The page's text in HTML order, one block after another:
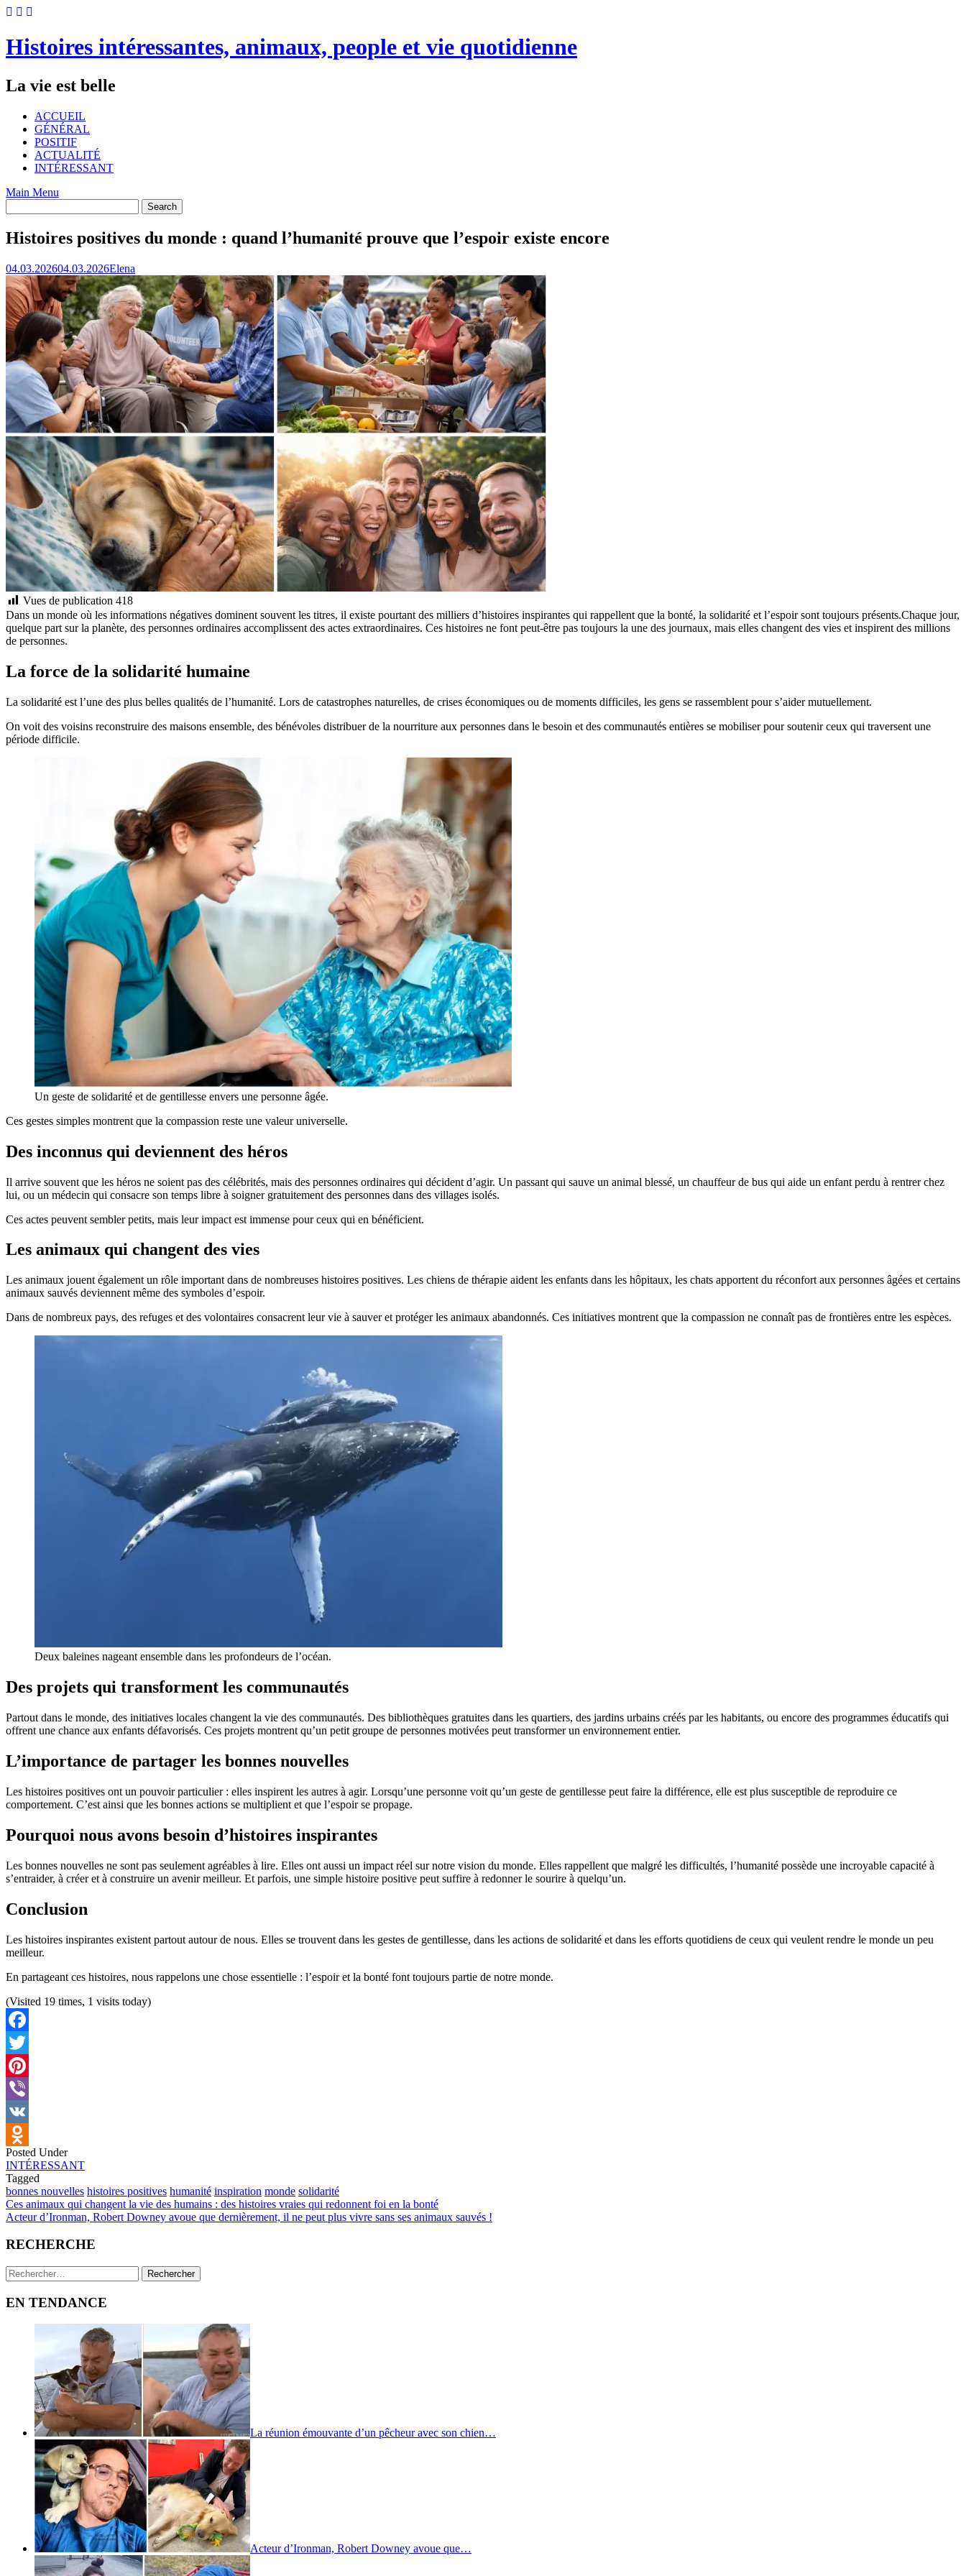
Skip
content
Histoires intéressantes, animaux, people et vie quotidienne
La vie est belle
ACCUEIL
GÉNÉRAL
POSITIF
ACTUALITÉ
INTÉRESSANT
Main Menu
Histoires positives du monde : quand l’humanité prouve que l’espoir existe encore
04.03.202604.03.2026Elena
Vues de publication 418
Dans un monde où les informations négatives dominent souvent les titres, il existe pourtant des milliers d’histoires inspirantes qui rappellent que la bonté, la solidarité et l’espoir sont toujours présents.Chaque jour,
quelque part sur la planète, des personnes ordinaires accomplissent des actes extraordinaires. Ces histoires ne font peut-être pas toujours la une des journaux, mais elles changent des vies et inspirent des millions
de personnes.
La force de la solidarité humaine
La solidarité est l’une des plus belles qualités de l’humanité. Lors de catastrophes naturelles, de crises économiques ou de moments difficiles, les gens se rassemblent pour s’aider mutuellement.
On voit des voisins reconstruire des maisons ensemble, des bénévoles distribuer de la nourriture aux personnes dans le besoin et des communautés entières se mobiliser pour soutenir ceux qui traversent une
période difficile.
Un geste de solidarité et de gentillesse envers une personne âgée.
Ces gestes simples montrent que la compassion reste une valeur universelle.
Des inconnus qui deviennent des héros
Il arrive souvent que les héros ne soient pas des célébrités, mais des personnes ordinaires qui décident d’agir. Un passant qui sauve un animal blessé, un chauffeur de bus qui aide un enfant perdu à rentrer chez
lui, ou un médecin qui consacre son temps libre à soigner gratuitement des personnes dans des villages isolés.
Ces actes peuvent sembler petits, mais leur impact est immense pour ceux qui en bénéficient.
Les animaux qui changent des vies
Les animaux jouent également un rôle important dans de nombreuses histoires positives. Les chiens de thérapie aident les enfants dans les hôpitaux, les chats apportent du réconfort aux personnes âgées et certains
animaux sauvés deviennent même des symboles d’espoir.
Dans de nombreux pays, des refuges et des volontaires consacrent leur vie à sauver et protéger les animaux abandonnés. Ces initiatives montrent que la compassion ne connaît pas de frontières entre les espèces.
Deux baleines nageant ensemble dans les profondeurs de l’océan.
Des projets qui transforment les communautés
Partout dans le monde, des initiatives locales changent la vie des communautés. Des bibliothèques gratuites dans les quartiers, des jardins urbains créés par les habitants, ou encore des programmes éducatifs qui
offrent une chance aux enfants défavorisés. Ces projets montrent qu’un petit groupe de personnes motivées peut transformer un environnement entier.
L’importance de partager les bonnes nouvelles
Les histoires positives ont un pouvoir particulier : elles inspirent les autres à agir. Lorsqu’une personne voit qu’un geste de gentillesse peut faire la différence, elle est plus susceptible de reproduire ce
comportement. C’est ainsi que les bonnes actions se multiplient et que l’espoir se propage.
Pourquoi nous avons besoin d’histoires inspirantes
Les bonnes nouvelles ne sont pas seulement agréables à lire. Elles ont aussi un impact réel sur notre vision du monde. Elles rappellent que malgré les difficultés, l’humanité possède une incroyable capacité à
s’entraider, à créer et à construire un avenir meilleur. Et parfois, une simple histoire positive peut suffire à redonner le sourire à quelqu’un.
Conclusion
Les histoires inspirantes existent partout autour de nous. Elles se trouvent dans les gestes de gentillesse, dans les actions de solidarité et dans les efforts quotidiens de ceux qui veulent rendre le monde un peu
meilleur.
En partageant ces histoires, nous rappelons une chose essentielle : l’espoir et la bonté font toujours partie de notre monde.
(Visited 19 times, 1 visits today)
Facebook
Twitter
Pinterest
Viber
VK
Odnoklassniki
Posted Under
INTÉRESSANT
Tagged
bonnes nouvelles histoires positives humanité inspiration monde solidarité
Post
navigation
Ces animaux qui changent la vie des humains : des histoires vraies qui redonnent foi en la bonté
Acteur d’Ironman, Robert Downey avoue que dernièrement, il ne peut plus vivre sans ses animaux sauvés !
RECHERCHE
Rechercher :
EN TENDANCE
La réunion émouvante d’un pêcheur avec son chien…
Acteur d’Ironman, Robert Downey avoue que…